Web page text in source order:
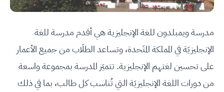
مدرسة ويمبلدون للغة الإنجليزية هي أقدم مدرسة للغة
الإنجليزيَة في المملكة المتَحدة، وتساعد الطلَاب من جميع الأعمار
على تحسين لغتهم الإنجليزية. تتميَز المدرسة بمجموعة واسعة
من دورات اللغة الإنجليزيَة التي تُناسب كل طالب، بما في ذلك